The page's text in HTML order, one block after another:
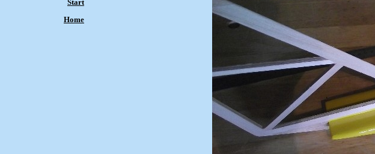
Start
Home